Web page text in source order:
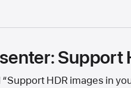
Support
HDR images in